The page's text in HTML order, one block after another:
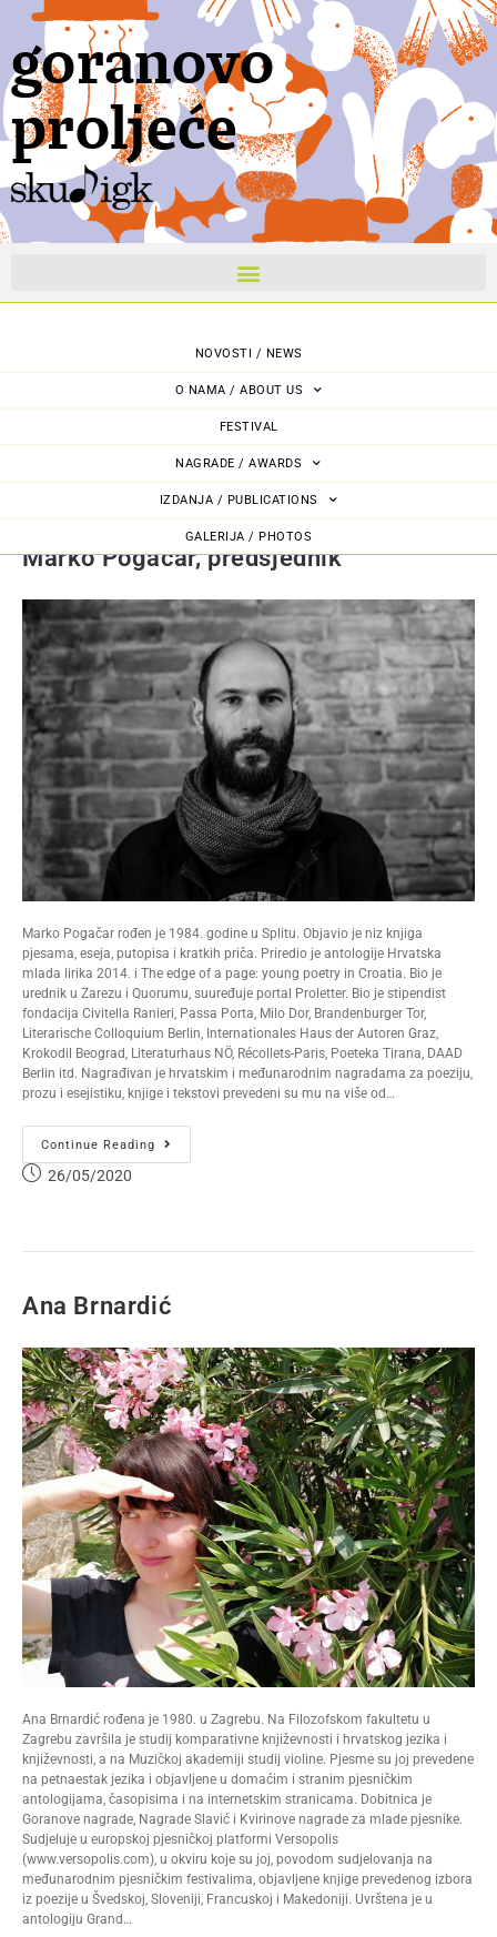
goranovo
proljeće
NOVOSTI / NEWS
O NAMA / ABOUT US
FESTIVAL
NAGRADE / AWARDS
IZDANJA / PUBLICATIONS
GALERIJA / PHOTOS
Marko Pogačar, predsjednik
Marko Pogačar rođen je 1984. godine u Splitu. Objavio je niz knjiga
pjesama, eseja, putopisa i kratkih priča. Priredio je antologije Hrvatska
mlada lirika 2014. i The edge of a page: young poetry in Croatia. Bio je
urednik u Zarezu i Quorumu, suuređuje portal Proletter. Bio je stipendist
fondacija Civitella Ranieri, Passa Porta, Milo Dor, Brandenburger Tor,
Literarische Colloquium Berlin, Internationales Haus der Autoren Graz,
Krokodil Beograd, Literaturhaus NÖ, Récollets-Paris, Poeteka Tirana, DAAD
Berlin itd. Nagrađivan je hrvatskim i međunarodnim nagradama za poeziju,
prozu i esejistiku, knjige i tekstovi prevedeni su mu na više od…
Continue Reading
26/05/2020
Ana Brnardić
Ana Brnardić rođena je 1980. u Zagrebu. Na Filozofskom fakultetu u
Zagrebu završila je studij komparativne književnosti i hrvatskog jezika i
književnosti, a na Muzičkoj akademiji studij violine. Pjesme su joj prevedene
na petnaestak jezika i objavljene u domaćim i stranim pjesničkim
antologijama, časopisima i na internetskim stranicama. Dobitnica je
Goranove nagrade, Nagrade Slavić i Kvirinove nagrade za mlade pjesnike.
Sudjeluje u europskoj pjesničkoj platformi Versopolis
(www.versopolis.com), u okviru koje su joj, povodom sudjelovanja na
međunarodnim pjesničkim festivalima, objavljene knjige prevedenog izbora
iz poezije u Švedskoj, Sloveniji, Francuskoj i Makedoniji. Uvrštena je u
antologiju Grand…